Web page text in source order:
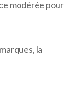
modérée pour
la